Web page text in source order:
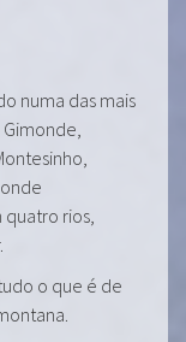
numa das mais
Gimonde,
rios,
o que é de